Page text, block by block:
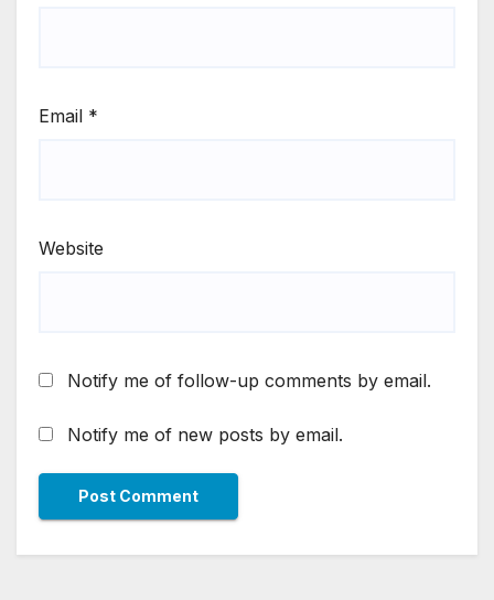
Email *
Website
Notify me of follow-up comments by email.
Notify me of new posts by email.